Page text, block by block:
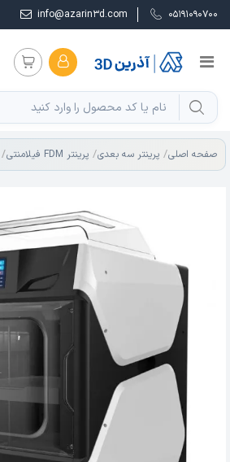
05191090700
info@azarin3d.com
صفحه اصلی پرینتر سه بعدی پرینتر FDM فیلامنتی